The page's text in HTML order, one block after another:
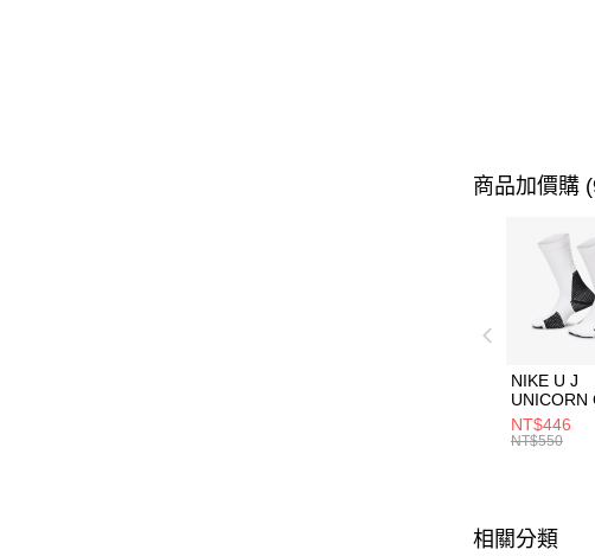
商品加價購
NIKE U J
UNICORN
1PR -160
統襪
NT$446
NT$550
相關分類